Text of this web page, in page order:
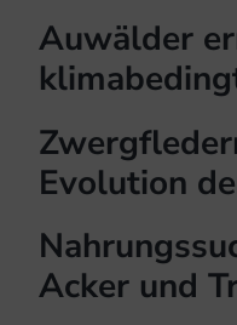
Auwälder
Evolution
Acker und